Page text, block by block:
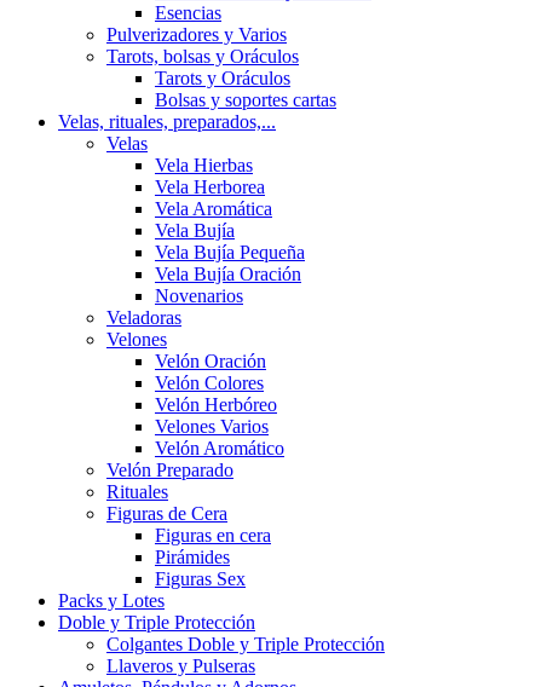
Esencias
Pulverizadores y Varios
Tarots, bolsas y Oráculos
Tarots y Oráculos
Bolsas y soportes cartas
Velas, rituales, preparados,...
Velas
Vela Hierbas
Vela Herborea
Vela Aromática
Vela Bujía
Vela Bujía Pequeña
Vela Bujía Oración
Novenarios
Veladoras
Velones
Velón Oración
Velón Colores
Velón Herbóreo
Velones Varios
Velón Aromático
Velón Preparado
Rituales
Figuras de Cera
Figuras en cera
Pirámides
Figuras Sex
Packs y Lotes
Doble y Triple Protección
Colgantes Doble y Triple Protección
Llaveros y Pulseras